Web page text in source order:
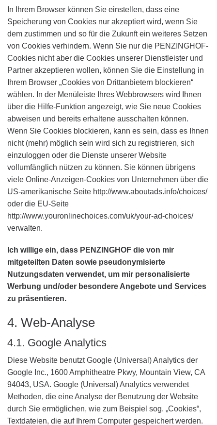
In Ihrem Browser können Sie einstellen, dass eine
Speicherung von Cookies nur akzeptiert wird, wenn Sie
dem zustimmen und so für die Zukunft ein weiteres Setzen
von Cookies verhindern. Wenn Sie nur die PENZINGHOF-
Cookies nicht aber die Cookies unserer Dienstleister und
Partner akzeptieren wollen, können Sie die Einstellung in
Ihrem Browser „Cookies von Drittanbietern blockieren“
wählen. In der Menüleiste Ihres Webbrowsers wird Ihnen
über die Hilfe-Funktion angezeigt, wie Sie neue Cookies
abweisen und bereits erhaltene ausschalten können.
Wenn Sie Cookies blockieren, kann es sein, dass es Ihnen
nicht (mehr) möglich sein wird sich zu registrieren, sich
einzuloggen oder die Dienste unserer Website
vollumfänglich nützen zu können. Sie können übrigens
viele Online-Anzeigen-Cookies von Unternehmen über die
US-amerikanische Seite http://www.aboutads.info/choices/
oder die EU-Seite
http://www.youronlinechoices.com/uk/your-ad-choices/
verwalten.
Ich willige ein, dass PENZINGHOF die von mir
mitgeteilten Daten sowie pseudonymisierte
Nutzungsdaten verwendet, um mir personalisierte
Werbung und/oder besondere Angebote und Services
zu präsentieren.
4. Web-Analyse
4.1. Google Analytics
Diese Website benutzt Google (Universal) Analytics der
Google Inc., 1600 Amphitheatre Pkwy, Mountain View, CA
94043, USA. Google (Universal) Analytics verwendet
Methoden, die eine Analyse der Benutzung der Website
durch Sie ermöglichen, wie zum Beispiel sog. „Cookies“,
Textdateien, die auf Ihrem Computer gespeichert werden.